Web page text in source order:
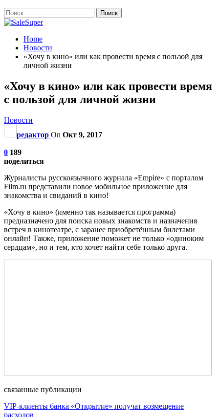
Home
Новости
«Хочу в кино» или как провести время с пользой для
личной жизни
«Хочу в кино» или как провести время
с пользой для личной жизни
Новости
редактор On Окт 9, 2017
0 189
поделиться
Журналисты русскоязычного журнала «Empire» с порталом
Film.ru представили новое мобильное приложение для
знакомства и свиданий в кино!
«Хочу в кино» (именно так называется программа)
предназначено для поиска новых знакомств и назначения
встреч в кинотеатре, с заранее приобретённым билетами
онлайн! Также, приложение поможет не только «одиноким
сердцам», но и тем, кто хочет найти себе только друга.
связанные публикации
VIP-клиенты банка «Открытие» получат возмещение
расходов